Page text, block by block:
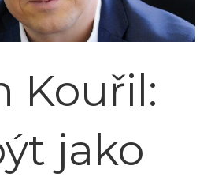
Kouřil:
jako